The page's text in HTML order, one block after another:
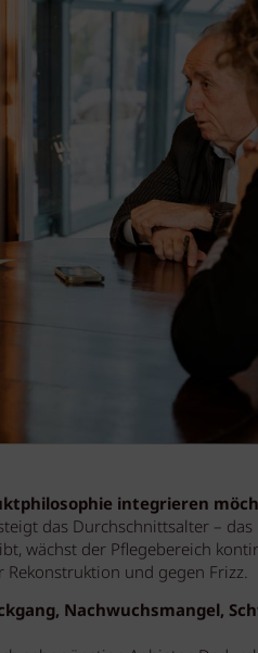
integrieren
das Durchschnittsalter –
wächst der Pflegebereich
und gegen Frizz.
Nachwuchsmangel,